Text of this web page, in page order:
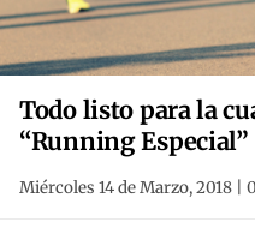
Todo listo para la
“Running Especial”
Miércoles 14 de Marzo, 2018 |